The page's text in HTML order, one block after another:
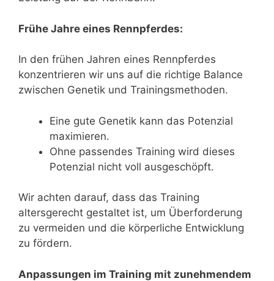
Frühe Jahre eines Rennpferdes:
In den frühen Jahren eines Rennpferdes
konzentrieren wir uns auf die richtige Balance
zwischen Genetik und Trainingsmethoden.
Eine gute Genetik kann das Potenzial
maximieren.
Ohne passendes Training wird dieses
Potenzial nicht voll ausgeschöpft.
Wir achten darauf, dass das Training
altersgerecht gestaltet ist, um Überforderung
zu vermeiden und die körperliche Entwicklung
zu fördern.
Anpassungen im Training mit zunehmendem